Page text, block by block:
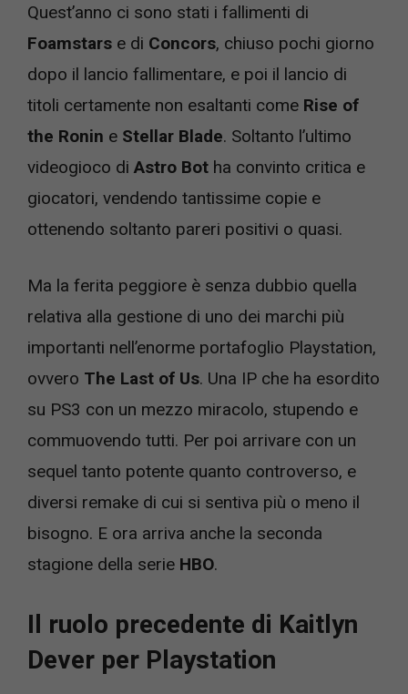
Quest’anno ci sono stati i fallimenti di
Foamstars e di Concors, chiuso pochi giorno
dopo il lancio fallimentare, e poi il lancio di
titoli certamente non esaltanti come Rise of
the Ronin e Stellar Blade. Soltanto l’ultimo
videogioco di Astro Bot ha convinto critica e
giocatori, vendendo tantissime copie e
ottenendo soltanto pareri positivi o quasi.
Ma la ferita peggiore è senza dubbio quella
relativa alla gestione di uno dei marchi più
importanti nell’enorme portafoglio Playstation,
ovvero The Last of Us. Una IP che ha esordito
su PS3 con un mezzo miracolo, stupendo e
commuovendo tutti. Per poi arrivare con un
sequel tanto potente quanto controverso, e
diversi remake di cui si sentiva più o meno il
bisogno. E ora arriva anche la seconda
stagione della serie HBO.
Il ruolo precedente di Kaitlyn
Dever per Playstation